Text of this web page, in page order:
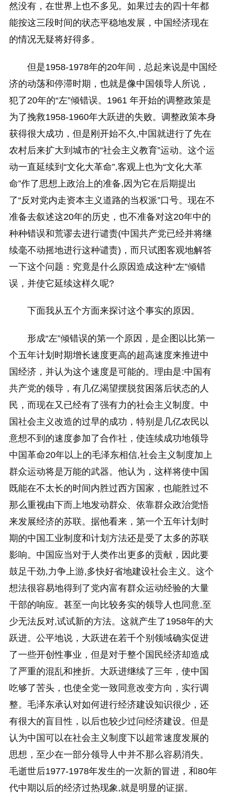
然没有，在世界上也不多见。如果过去的四十年都
能按这三段时间的状态平稳地发展，中国经济现在
的情况无疑将好得多。
但是1958-1978年的20年间，总起来说是中国经
济的动荡和停滞时期，也就是像中国领导人所说，
犯了20年的“左”倾错误。1961 年开始的调整政策是
为了挽救1958-1960年大跃进的失败。调整政策本身
获得很大成功，但是刚开始不久,中国就进行了先在
农村后来扩大到城市的“社会主义教育”运动。这个运
动一直延续到“文化大革命”,客观上也为“文化大革
命”作了思想上政治上的准备,因为它在后期提出
了“反对党内走资本主义道路的当权派”口号。现在不
准备去叙述这20年的历史，也不准备对这20年中的
种种错误和荒谬去进行谴责(中国共产党已经并将继
续毫不动摇地进行这种谴责)，而只试图客观地解答
一下这个问题：究竟是什么原因造成这种“左”倾错
误，并使它延续这样久呢?
下面我从五个方面来探讨这个事实的原因。
形成“左”倾错误的第一个原因，是企图以比第一
个五年计划时期增长速度更高的超高速度来推进中
国经济，并认为这个速度是可能的。理由是:中国有
共产党的领导，有几亿渴望摆脱贫困落后状态的人
民，而现在又已经有了强有力的社会主义制度。中
国社会主义改造的过早的成功，特别是几亿农民以
意想不到的速度参加了合作社，使连续成功地领导
中国革命20年以上的毛泽东相信,社会主义制度加上
群众运动将是万能的武器。他认为，这样将使中国
既能在不太长的时间内胜过西方国家，也能胜过不
那么重视由下而上地发动群众、依靠群众政治觉悟
来发展经济的苏联。据他看来，第一个五年计划时
期的中国工业制度和计划方法还是受了太多的苏联
影响。中国应当对于人类作出更多的贡献，因此要
鼓足干劲,力争上游,多快好省地建设社会主义。这个
想法很容易地得到了党内富有群众运动经验的大量
干部的响应。甚至一向比较务实的领导人也同意,至
少无法反对,试试新的方法。这就产生了1958年的大
跃进。公平地说，大跃进在若千个别领域确实促进
了一些开创性事业，但是对于整个国民经济却造成
了严重的混乱和挫折。大跃进继续了三年，使中国
吃够了苦头，也使全党一致同意改变方向，实行调
整。毛泽东承认对如何进行经济建设知识很少，还
有很大的盲目性，以后也较少过问经济建设。但是
认为中国可以在社会主义制度下以超常速度发展的
思想，至少在一部分领导人中并不那么容易消失。
毛逝世后1977-1978年发生的一次新的冒进，和80年
代中期以后的经济过热现象,就是明显的证据。